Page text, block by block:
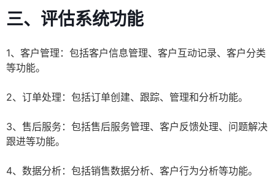
三、评估系统功能
1、客户管理：包括客户信息管理、客户互动记录、客户分类
等功能。
2、订单处理：包括订单创建、跟踪、管理和分析功能。
3、售后服务：包括售后服务管理、客户反馈处理、问题解决
跟进等功能。
4、数据分析：包括销售数据分析、客户行为分析等功能。